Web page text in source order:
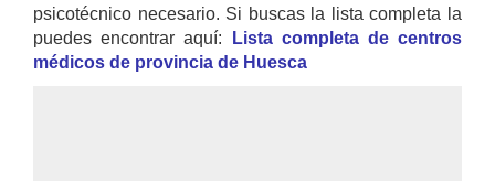
psicotécnico necesario. Si buscas la lista completa la
puedes encontrar aquí:
Lista completa de centros
médicos de provincia de Huesca